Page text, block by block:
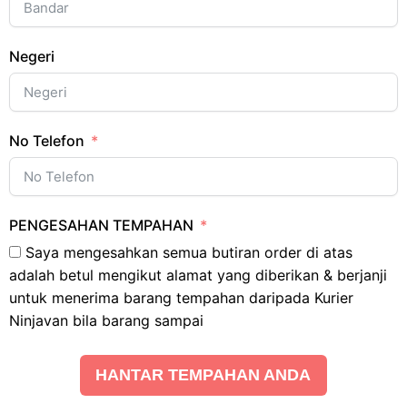
Negeri
No Telefon
PENGESAHAN TEMPAHAN
Saya mengesahkan semua butiran order di atas
adalah betul mengikut alamat yang diberikan & berjanji
untuk menerima barang tempahan daripada Kurier
Ninjavan bila barang sampai
HANTAR TEMPAHAN ANDA